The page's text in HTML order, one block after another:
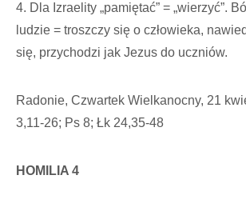
4. Dla Izraelity „pamiętać” = „wierzyć”.
ludzie = troszczy się o człowieka,
się, przychodzi jak Jezus do uczniów.
Radonie, Czwartek Wielkanocny, 21
3,11-26; Ps 8; Łk 24,35-48
HOMILIA 4